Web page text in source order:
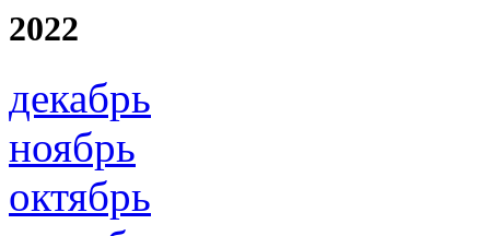
2022
декабрь
ноябрь
октябрь